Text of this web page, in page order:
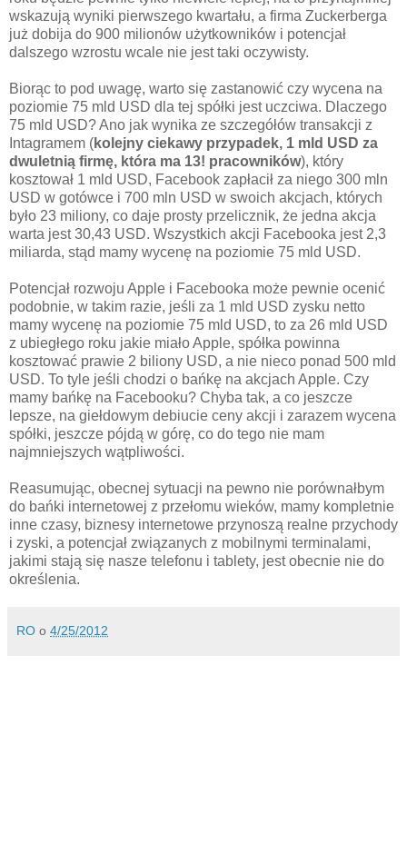
wskazują wyniki pierwszego kwartału, a firma Zuckerberga
już dobija do 900 milionów użytkowników i potencjał
dalszego wzrostu wcale nie jest taki oczywisty.
Biorąc to pod uwagę, warto się zastanowić czy wycena na
poziomie 75 mld USD dla tej spółki jest uczciwa. Dlaczego
75 mld USD? Ano jak wynika ze szczegółów transakcji z
Intagramem (kolejny ciekawy przypadek, 1 mld USD za
dwuletnią firmę, która ma 13! pracowników), który
kosztował 1 mld USD, Facebook zapłacił za niego 300 mln
USD w gotówce i 700 mln USD w swoich akcjach, których
było 23 miliony, co daje prosty przelicznik, że jedna akcja
warta jest 30,43 USD. Wszystkich akcji Facebooka jest 2,3
miliarda, stąd mamy wycenę na poziomie 75 mld USD.
Potencjał rozwoju Apple i Facebooka może pewnie ocenić
podobnie, w takim razie, jeśli za 1 mld USD zysku netto
mamy wycenę na poziomie 75 mld USD, to za 26 mld USD
z ubiegłego roku jakie miało Apple, spółka powinna
kosztować prawie 2 biliony USD, a nie nieco ponad 500 mld
USD. To tyle jeśli chodzi o bańkę na akcjach Apple. Czy
mamy bańkę na Facebooku? Chyba tak, a co jeszcze
lepsze, na giełdowym debiucie ceny akcji i zarazem wycena
spółki, jeszcze pójdą w górę, co do tego nie mam
najmniejszych wątpliwości.
Reasumując, obecnej sytuacji na pewno nie porównałbym
do bańki internetowej z przełomu wieków, mamy kompletnie
inne czasy, biznesy internetowe przynoszą realne przychody
i zyski, a potencjał związanych z mobilnymi terminalami,
jakimi stają się nasze telefonu i tablety, jest obecnie nie do
określenia.
RO o 4/25/2012